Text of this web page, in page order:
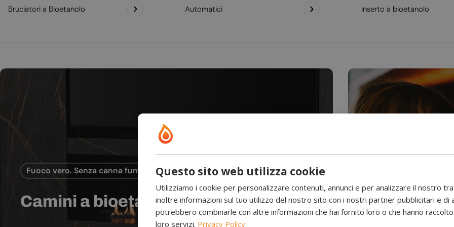
Bruciatori a Bioetanolo Automatici Inserto a bioetanolo
Fuoco vero. Senza canna fumaria.
Camini a bioetanolo Camini a
Questo sito web utilizza cookie
Utilizziamo i cookie per personalizzare contenuti, annunci e per analizzare il nostro
inoltre informazioni sul tuo utilizzo del nostro sito con i nostri partner pubblicitari e di
potrebbero combinarle con altre informazioni che hai fornito loro o che hanno
loro servizi. Privacy Policy